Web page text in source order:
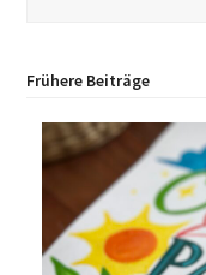
Frühere Beiträge